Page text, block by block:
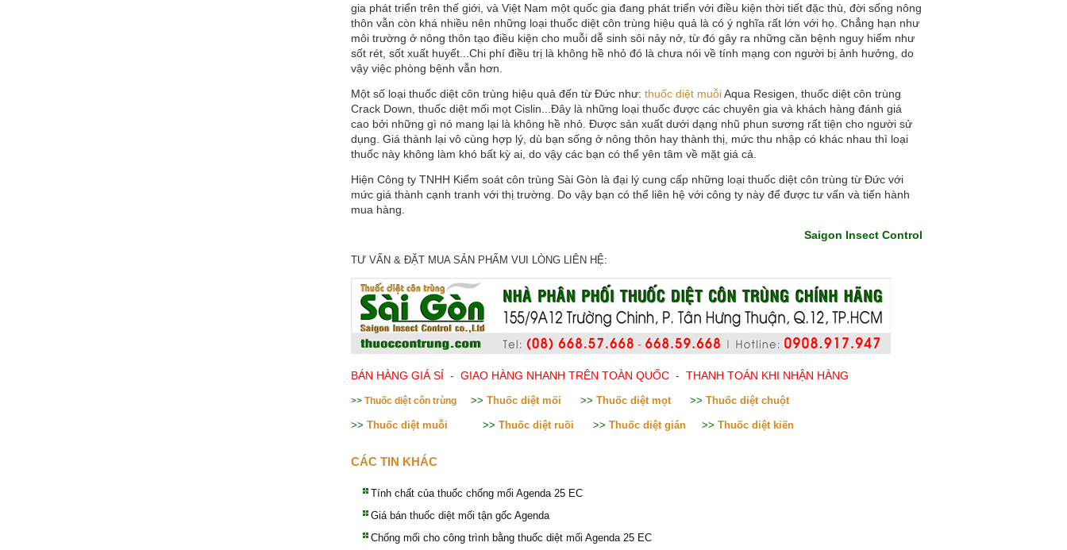
gia phát triển trên thế giới, và Việt Nam một quốc gia đang phát triển với điều kiện thời tiết đặc thù, đời sống nông
thôn vẫn còn khá nhiều nên những loại thuốc diệt côn trùng hiệu quả là có ý nghĩa rất lớn với họ. Chẳng hạn như
môi trường ở nông thôn tạo điều kiện cho muỗi dễ sinh sôi nảy nở, từ đó gây ra những căn bệnh nguy hiểm như
sốt rét, sốt xuất huyết...Chi phí điều trị là không hề nhỏ đó là chưa nói về tính mạng con người bị ảnh hưởng, do
vậy việc phòng bệnh vẫn hơn.
Một số loại thuốc diệt côn trùng hiệu quả đến từ Đức như: thuốc diệt muỗiAqua Resigen, thuốc diệt côn trùng
Crack Down, thuốc diệt mối mọt Cislin...Đây là những loại thuốc được các chuyên gia và khách hàng đánh giá
cao bởi những gì nó mang lại là không hề nhỏ. Được sản xuất dưới dạng nhũ phun sương rất tiện cho người sử
dụng. Giá thành lại vô cùng hợp lý, dù bạn sống ở nông thôn hay thành thị, mức thu nhập có khác nhau thì loại
thuốc này không làm khó bất kỳ ai, do vậy các bạn có thể yên tâm về mặt giá cả.
Hiện Công ty TNHH Kiểm soát côn trùng Sài Gòn là đại lý cung cấp những loại thuốc diệt côn trùng từ Đức với
mức giá thành cạnh tranh với thị trường. Do vậy bạn có thể liên hệ với công ty này để được tư vấn và tiến hành
mua hàng.
Saigon Insect Control
TƯ VẤN & ĐẶT MUA SẢN PHẨM VUI LÒNG LIÊN HỆ:
BÁN HÀNG GIÁ SỈ - GIAO HÀNG NHANH TRÊN TOÀN QUỐC - THANH TOÁN KHI NHẬN HÀNG
>> Thuốc diệt côn trùng >> Thuốc diệt mối >> Thuốc diệt mọt >> Thuốc diệt chuột
>> Thuốc diệt muỗi >> Thuốc diệt ruồi >> Thuốc diệt gián >> Thuốc diệt kiến
CÁC TIN KHÁC
Tính chất của thuốc chống mối Agenda 25 EC
Giá bán thuốc diệt mối tận gốc Agenda
Chống mối cho công trình bằng thuốc diệt mối Agenda 25 EC